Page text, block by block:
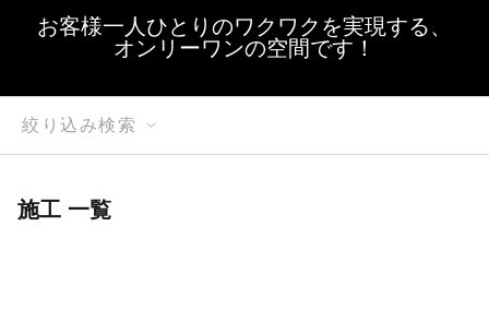
お客様一人ひとりのワクワクを実現する、
オンリーワンの空間です！
絞り込み検索
施工 一覧